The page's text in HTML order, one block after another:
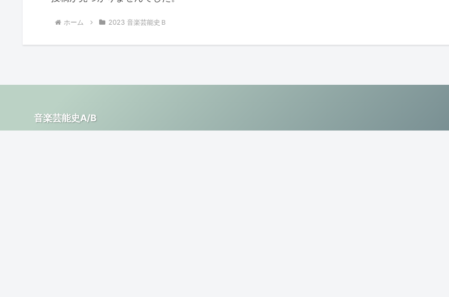
ホーム 2023 音楽芸能史Ｂ
音楽芸能史A/B